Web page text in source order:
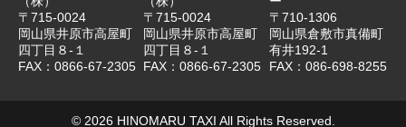
〒715-0024
岡山県井原市高屋町
四丁目８-１
FAX：0866-67-2305
〒715-0024
岡山県井原市高屋町
四丁目８-１
FAX：0866-67-2305
〒710-1306
岡山県倉敷市真備町
有井192-1
FAX：086-698-8255
© 2026 HINOMARU TAXI All Rights Reserved.